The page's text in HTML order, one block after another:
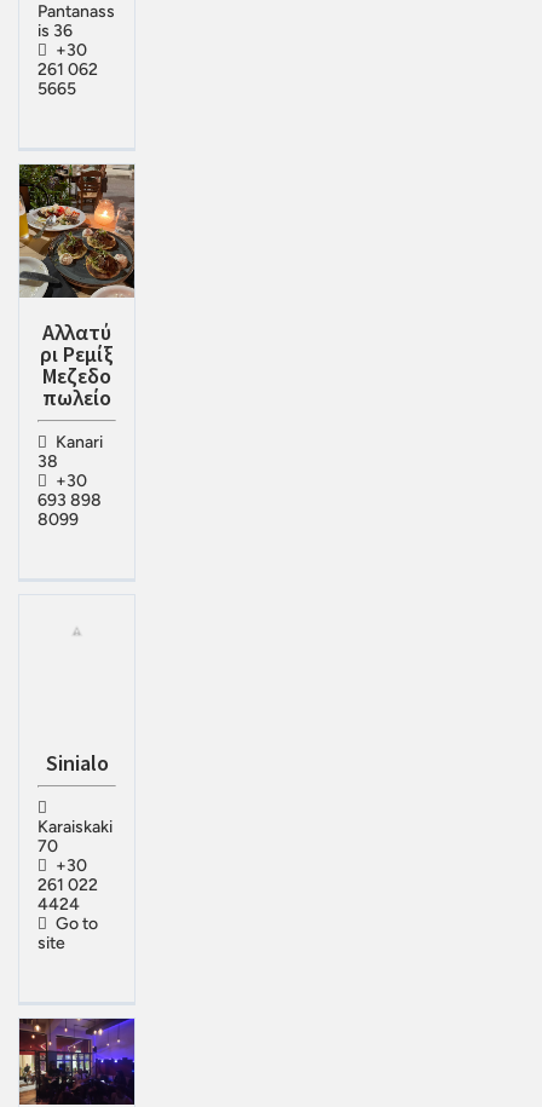
Pantanass
is 36
+30
261 062
5665
Αλλατύ
ρι Ρεμίξ
Μεζεδο
πωλείο
Kanari
38
+30
693 898
8099
Sinialo
Karaiskaki
70
+30
261 022
4424
Go to
site